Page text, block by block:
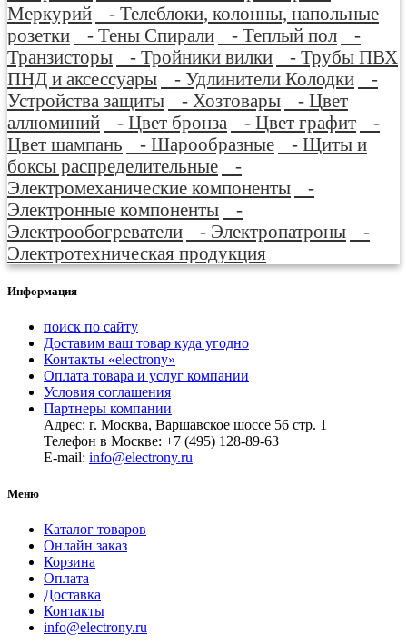
Меркурий
- Телеблоки, колонны, напольные
розетки
- Тены Спирали - Теплый пол
-
Транзисторы
- Тройники вилки
- Трубы ПВХ
ПНД и аксессуары
- Удлинители Колодки
-
Устройства защиты
- Хозтовары
- Цвет
аллюминий
- Цвет бронза - Цвет графит
-
Цвет шампань
- Шарообразные
- Щиты и
боксы распределительные
-
Электромеханические компоненты
-
Электронные компоненты
-
Электрообогреватели
- Электропатроны
-
Электротехническая продукция
Информация
поиск по сайту
Доставим ваш товар куда угодно
Контакты «electrony»
Оплата товара и услуг компании
Условия соглашения
Партнеры компании
Адрес: г. Москва, Варшавское шоссе 56 стр. 1
Телефон в Москве: +7 (495) 128-89-63
E-mail: info@electrony.ru
Меню
Каталог товаров
Онлайн заказ
Корзина
Оплата
Доставка
Контакты
info@electrony.ru